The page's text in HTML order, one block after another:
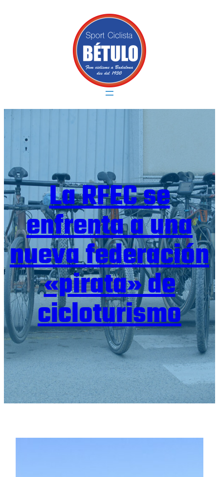
La RFEC se
enfrenta a una
nueva federación
«pirata» de
cicloturismo